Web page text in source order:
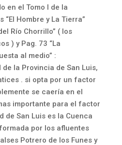
en el Tomo I de la
“El Hombre y La Tierra”
Río Chorrillo” ( los
) y Pag. 73 “La
al medio” :
la Provincia de San Luis,
. si opta por un factor
se caería en el
importante para el factor
de San Luis es la Cuenca
por los afluentes
Potrero de los Funes y